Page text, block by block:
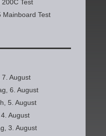
Test
Mainboard Test
August
6. August
5. August
August
3. August